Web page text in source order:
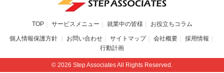
TOP サービスメニュー 就業中の皆様 お役立ちコラム
個人情報保護方針 お問い合わせ サイトマップ 会社概要
採用情報
行動計画
© 2026 Step Associates All Rights Reserved.